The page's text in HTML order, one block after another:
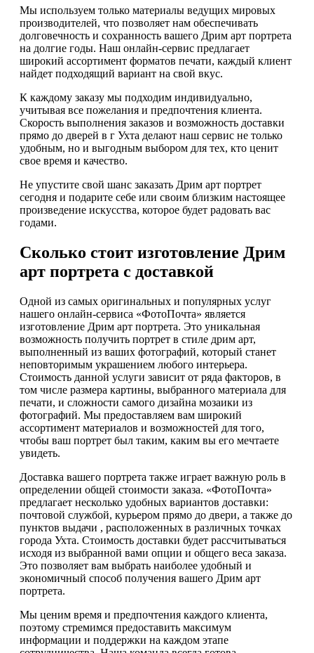
Мы используем только материалы ведущих мировых
производителей, что позволяет нам обеспечивать
долговечность и сохранность вашего Дрим арт портрета
на долгие годы. Наш онлайн-сервис предлагает
широкий ассортимент форматов печати, каждый клиент
найдет подходящий вариант на свой вкус.
К каждому заказу мы подходим индивидуально,
учитывая все пожелания и предпочтения клиента.
Скорость выполнения заказов и возможность доставки
прямо до дверей в г Ухта делают наш сервис не только
удобным, но и выгодным выбором для тех, кто ценит
свое время и качество.
Не упустите свой шанс заказать Дрим арт портрет
сегодня и подарите себе или своим близким настоящее
произведение искусства, которое будет радовать вас
годами.
Сколько стоит изготовление Дрим
арт портрета с доставкой
Одной из самых оригинальных и популярных услуг
нашего онлайн-сервиса «ФотоПочта» является
изготовление Дрим арт портрета. Это уникальная
возможность получить портрет в стиле дрим арт,
выполненный из ваших фотографий, который станет
неповторимым украшением любого интерьера.
Стоимость данной услуги зависит от ряда факторов, в
том числе размера картины, выбранного материала для
печати, и сложности самого дизайна мозаики из
фотографий. Мы предоставляем вам широкий
ассортимент материалов и возможностей для того,
чтобы ваш портрет был таким, каким вы его мечтаете
увидеть.
Доставка вашего портрета также играет важную роль в
определении общей стоимости заказа. «ФотоПочта»
предлагает несколько удобных вариантов доставки:
почтовой службой, курьером прямо до двери, а также до
пунктов выдачи , расположенных в различных точках
города Ухта. Стоимость доставки будет рассчитываться
исходя из выбранной вами опции и общего веса заказа.
Это позволяет вам выбрать наиболее удобный и
экономичный способ получения вашего Дрим арт
портрета.
Мы ценим время и предпочтения каждого клиента,
поэтому стремимся предоставить максимум
информации и поддержки на каждом этапе